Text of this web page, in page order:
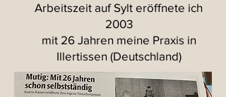
Arbeitszeit auf Sylt eröffnete ich
2003
mit 26 Jahren meine Praxis in
Illertissen (Deutschland)